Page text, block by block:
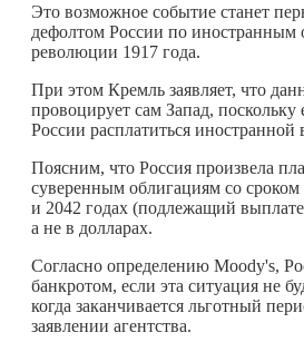
Это возможное событие станет
дефолтом России по иностранным
революции 1917 года.
При этом Кремль заявляет, что
провоцирует сам Запад,
России расплатиться иностранной
Поясним, что Россия произвела
суверенным облигациям со
и 2042 годах (подлежащий
а не в долларах.
Согласно определению Moody's,
банкротом, если эта ситуация не
когда заканчивается льготный
заявлении агентства.